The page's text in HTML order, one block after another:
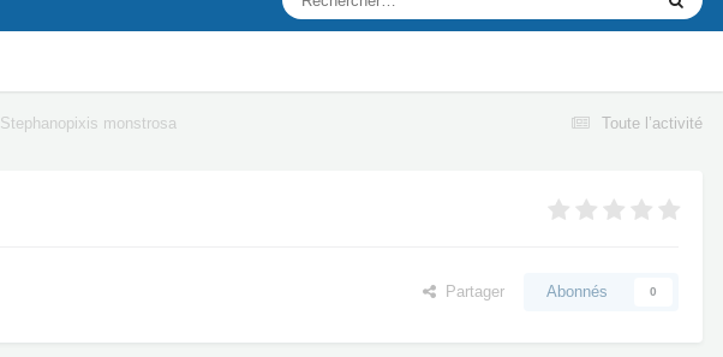
Toute l’activité
Stephanopixis monstrosa
Partager Abonnés 0